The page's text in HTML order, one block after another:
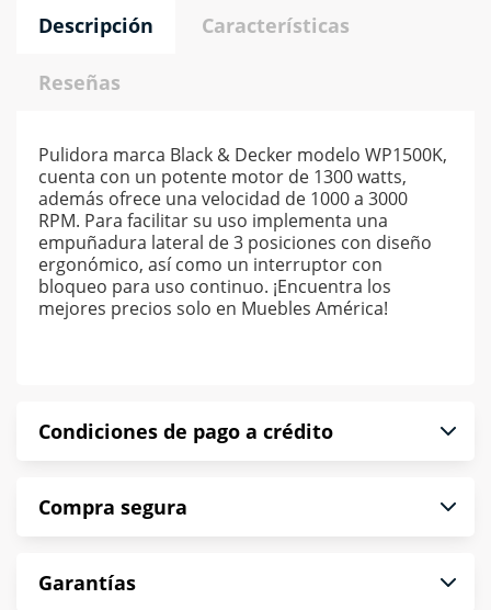
Descripción Características
Reseñas
Pulidora marca Black & Decker modelo WP1500K,
cuenta con un potente motor de 1300 watts,
además ofrece una velocidad de 1000 a 3000
RPM. Para facilitar su uso implementa una
empuñadura lateral de 3 posiciones con diseño
ergonómico, así como un interruptor con
bloqueo para uso continuo. ¡Encuentra los
mejores precios solo en Muebles América!
Condiciones de pago a crédito
puntualmente. Al finalizar tu compra generas el
*Sujeto a aprobación de crédito conforme a
norma de Muebles América.
Compra segura
compra es segura de principio a fin.
Garantías